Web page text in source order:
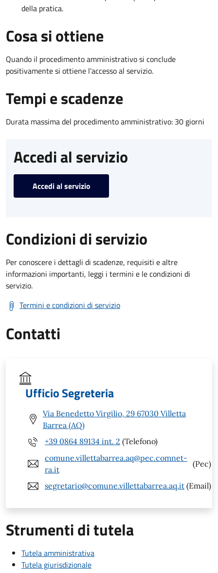
della pratica.
Cosa si ottiene
Quando il procedimento amministrativo si conclude
positivamente si ottiene l'accesso al servizio.
Tempi e scadenze
Durata massima del procedimento amministrativo: 30 giorni
Accedi al servizio
Accedi al servizio
Condizioni di servizio
Per conoscere i dettagli di scadenze, requisiti e altre
informazioni importanti, leggi i termini e le condizioni di
servizio.
Termini e condizioni di servizio
Contatti
Ufficio Segreteria
Via Benedetto Virgilio, 29 67030 Villetta
Barrea (AQ)
+39 0864 89134 int. 2 (Telefono)
comune.villettabarrea.aq@pec.comnet-
ra.it
(Pec)
segretario@comune.villettabarrea.aq.it (Email)
Strumenti di tutela
Tutela amministrativa
Tutela giurisdizionale